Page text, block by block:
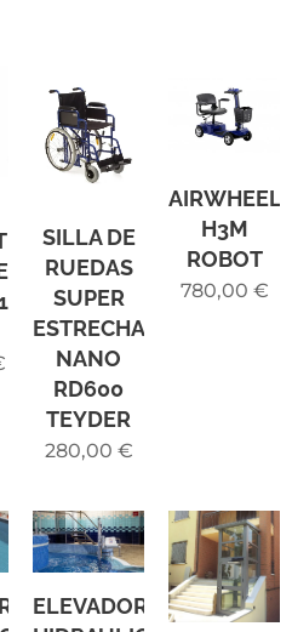
SILLA DE
RUEDAS
SUPER
ESTRECHA
NANO
RD600
TEYDER
280,00 €
AIRWHEEL
H3M
ROBOT
780,00 €
ELEVADOR